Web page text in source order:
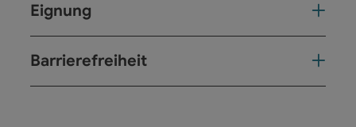
Eignung
Barrierefreiheit